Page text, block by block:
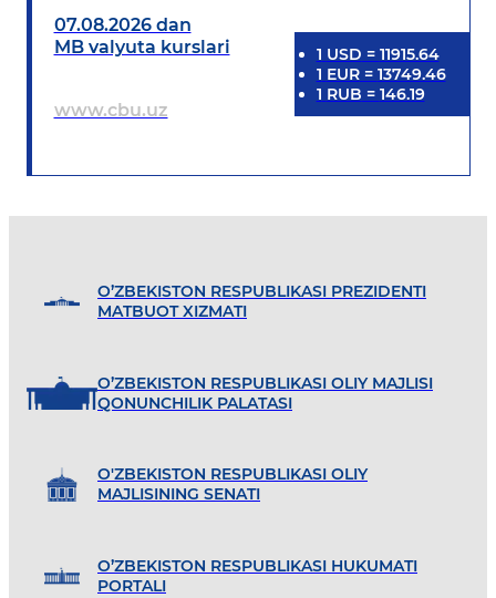
07.08.2026 dan
MB valyuta kurslari
www.cbu.uz
1 USD = 11915.64
1 EUR= 13749.46
1 RUB = 146.19
O’ZBEKISTON RESPUBLIKASI PREZIDENTI
MATBUOT XIZMATI
O’ZBEKISTON RESPUBLIKASI OLIY MAJLISI
QONUNCHILIK PALATASI
O'ZBEKISTON RESPUBLIKASI OLIY
MAJLISINING SENATI
O’ZBEKISTON RESPUBLIKASI HUKUMATI
PORTALI